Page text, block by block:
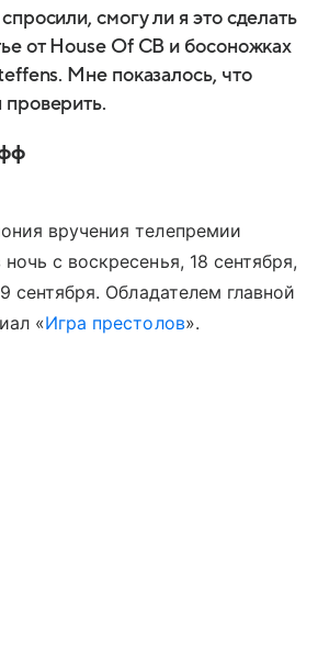
смогу ли я это сделать
от House Of CB и босоножках
Мне показалось, что
вручения телепремии
с воскресенья, 18 сентября,
сентября. Обладателем главной
«Игра престолов».